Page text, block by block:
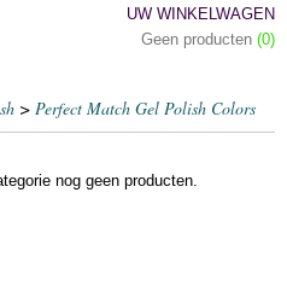
UW WINKELWAGEN
Geen producten (0)
> Perfect Match Gel Polish Colors
nog geen producten.